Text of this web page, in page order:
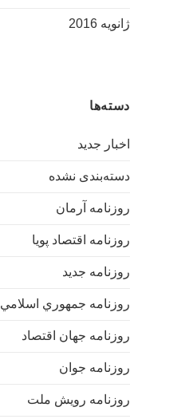
ژانویه 2016
دسته‌ها
اخبار جدید
دسته‌بندی نشده
روزنامه آرمان
روزنامه اقتصاد پویا
روزنامه جدید
روزنامه جمهوري اسلامي
روزنامه جهان اقتصاد
روزنامه جوان
روزنامه رویش ملت